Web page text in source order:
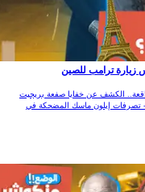
ترامب للصين
الكشف عن خفايا صفعة بريجيت
إيلون ماسك المضحكة في